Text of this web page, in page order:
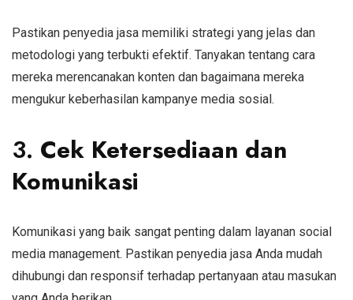
Pastikan penyedia jasa memiliki strategi yang jelas dan
metodologi yang terbukti efektif. Tanyakan tentang cara
mereka merencanakan konten dan bagaimana mereka
mengukur keberhasilan kampanye media sosial.
3. Cek Ketersediaan dan
Komunikasi
Komunikasi yang baik sangat penting dalam layanan social
media management. Pastikan penyedia jasa Anda mudah
dihubungi dan responsif terhadap pertanyaan atau masukan